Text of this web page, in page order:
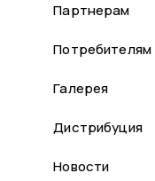
Партнерам
Потребителям
Галерея
Дистрибуция
Новости